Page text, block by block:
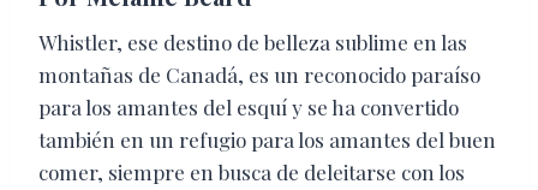
Whistler, ese destino de belleza sublime en las
montañas de Canadá, es un reconocido paraíso
para los amantes del esquí y se ha convertido
también en un refugio para los amantes del buen
comer, siempre en busca de deleitarse con los